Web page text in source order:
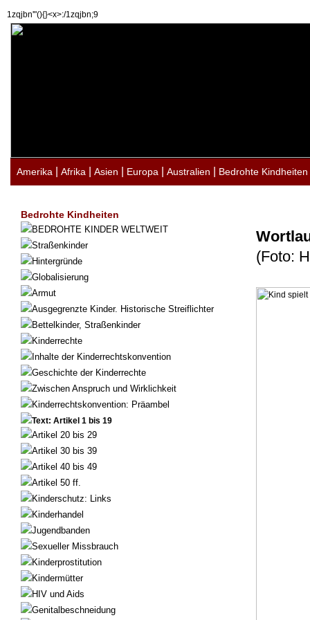
1zqjbn'"(){}<x>:/1zqjbn;9
Amerika Afrika Asien Europa Australien Bedrohte Kindheiten
Bedrohte Kindheiten
BEDROHTE KINDER WELTWEIT
Straßenkinder
Hintergründe
Globalisierung
Armut
Ausgegrenzte Kinder. Historische Streiflichter
Bettelkinder, Straßenkinder
Kinderrechte
Inhalte der Kinderrechtskonvention
Geschichte der Kinderrechte
Zwischen Anspruch und Wirklichkeit
Kinderrechtskonvention: Präambel
Text: Artikel 1 bis 19
Artikel 20 bis 29
Artikel 30 bis 39
Artikel 40 bis 49
Artikel 50 ff.
Kinderschutz: Links
Kinderhandel
Jugendbanden
Sexueller Missbrauch
Kinderprostitution
Kindermütter
HIV und Aids
Genitalbeschneidung
(Foto: